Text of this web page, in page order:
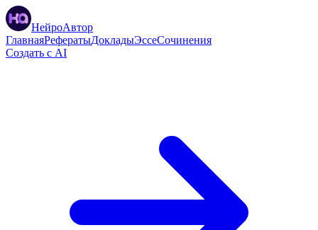
НейроАвтор
ГлавнаяРефератыДокладыЭссеСочинения
Создать с AI